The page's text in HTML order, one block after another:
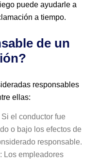
puede ayudarle a
a tiempo.
de un
responsables
ellas:
Si el conductor fue
o bajo los efectos de
responsable.
: Los empleadores